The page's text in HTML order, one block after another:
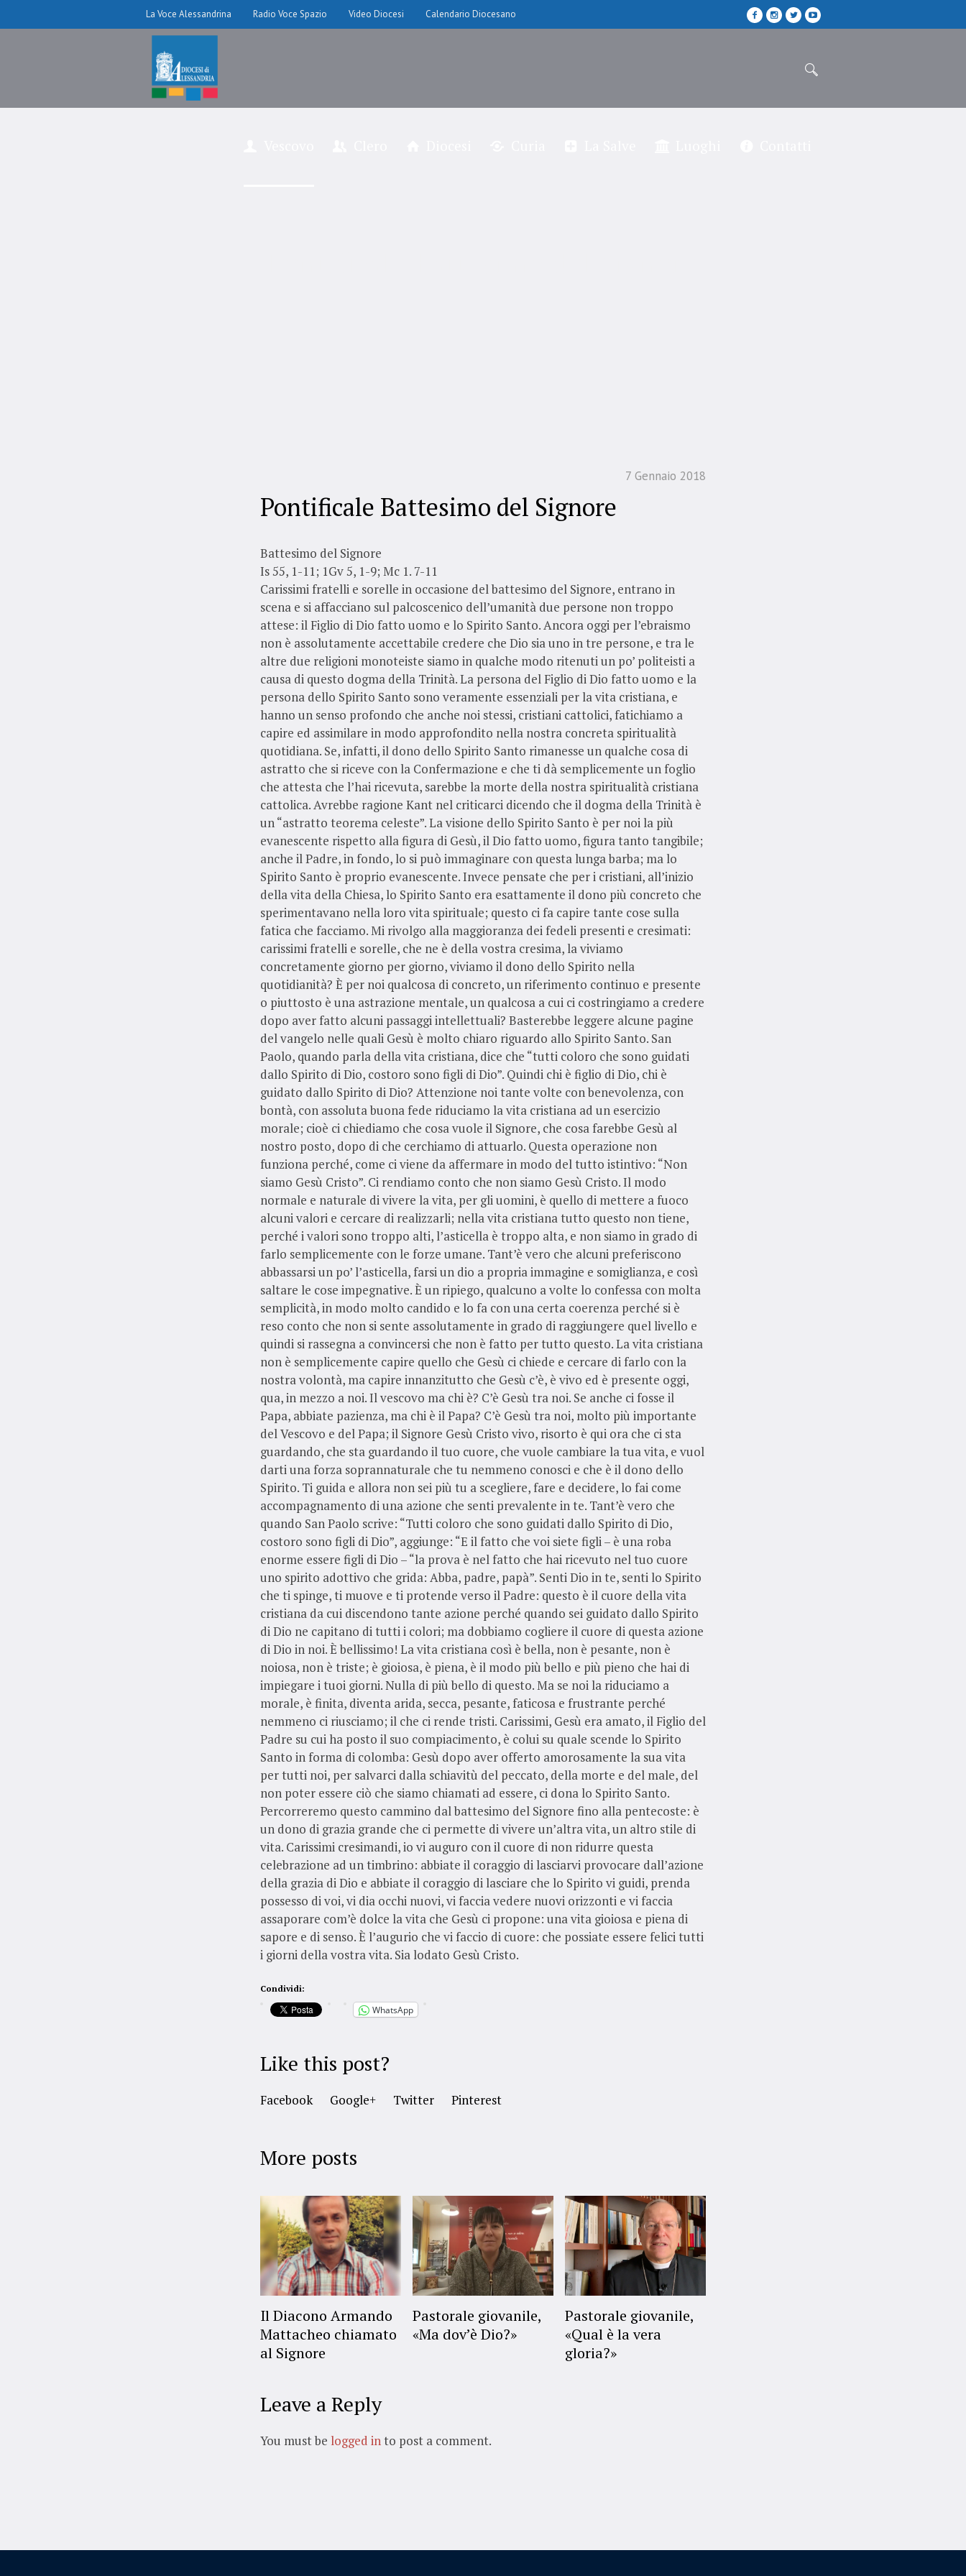
La Voce Alessandrina Radio Voce Spazio Video Diocesi Calendario Diocesano
7 Gennaio 2018
Pontificale Battesimo del Signore
Battesimo del Signore
Is 55, 1-11; 1Gv 5, 1-9; Mc 1. 7-11
Carissimi fratelli e sorelle in occasione del battesimo del Signore, entrano in
scena e si affacciano sul palcoscenico dell’umanità due persone non troppo
attese: il Figlio di Dio fatto uomo e lo Spirito Santo. Ancora oggi per l’ebraismo
non è assolutamente accettabile credere che Dio sia uno in tre persone, e tra le
altre due religioni monoteiste siamo in qualche modo ritenuti un po’ politeisti a
causa di questo dogma della Trinità. La persona del Figlio di Dio fatto uomo e la
persona dello Spirito Santo sono veramente essenziali per la vita cristiana, e
hanno un senso profondo che anche noi stessi, cristiani cattolici, fatichiamo a
capire ed assimilare in modo approfondito nella nostra concreta spiritualità
quotidiana. Se, infatti, il dono dello Spirito Santo rimanesse un qualche cosa di
astratto che si riceve con la Confermazione e che ti dà semplicemente un foglio
che attesta che l’hai ricevuta, sarebbe la morte della nostra spiritualità cristiana
cattolica. Avrebbe ragione Kant nel criticarci dicendo che il dogma della Trinità è
un “astratto teorema celeste”. La visione dello Spirito Santo è per noi la più
evanescente rispetto alla figura di Gesù, il Dio fatto uomo, figura tanto tangibile;
anche il Padre, in fondo, lo si può immaginare con questa lunga barba; ma lo
Spirito Santo è proprio evanescente. Invece pensate che per i cristiani, all’inizio
della vita della Chiesa, lo Spirito Santo era esattamente il dono più concreto che
sperimentavano nella loro vita spirituale; questo ci fa capire tante cose sulla
fatica che facciamo. Mi rivolgo alla maggioranza dei fedeli presenti e cresimati:
carissimi fratelli e sorelle, che ne è della vostra cresima, la viviamo
concretamente giorno per giorno, viviamo il dono dello Spirito nella
quotidianità? È per noi qualcosa di concreto, un riferimento continuo e presente
o piuttosto è una astrazione mentale, un qualcosa a cui ci costringiamo a credere
dopo aver fatto alcuni passaggi intellettuali? Basterebbe leggere alcune pagine
del vangelo nelle quali Gesù è molto chiaro riguardo allo Spirito Santo. San
Paolo, quando parla della vita cristiana, dice che “tutti coloro che sono guidati
dallo Spirito di Dio, costoro sono figli di Dio”. Quindi chi è figlio di Dio, chi è
guidato dallo Spirito di Dio? Attenzione noi tante volte con benevolenza, con
bontà, con assoluta buona fede riduciamo la vita cristiana ad un esercizio
morale; cioè ci chiediamo che cosa vuole il Signore, che cosa farebbe Gesù al
nostro posto, dopo di che cerchiamo di attuarlo. Questa operazione non
funziona perché, come ci viene da affermare in modo del tutto istintivo: “Non
siamo Gesù Cristo”. Ci rendiamo conto che non siamo Gesù Cristo. Il modo
normale e naturale di vivere la vita, per gli uomini, è quello di mettere a fuoco
alcuni valori e cercare di realizzarli; nella vita cristiana tutto questo non tiene,
perché i valori sono troppo alti, l’asticella è troppo alta, e non siamo in grado di
farlo semplicemente con le forze umane. Tant’è vero che alcuni preferiscono
abbassarsi un po’ l’asticella, farsi un dio a propria immagine e somiglianza, e così
saltare le cose impegnative. È un ripiego, qualcuno a volte lo confessa con molta
semplicità, in modo molto candido e lo fa con una certa coerenza perché si è
reso conto che non si sente assolutamente in grado di raggiungere quel livello e
quindi si rassegna a convincersi che non è fatto per tutto questo. La vita cristiana
non è semplicemente capire quello che Gesù ci chiede e cercare di farlo con la
nostra volontà, ma capire innanzitutto che Gesù c’è, è vivo ed è presente oggi,
qua, in mezzo a noi. Il vescovo ma chi è? C’è Gesù tra noi. Se anche ci fosse il
Papa, abbiate pazienza, ma chi è il Papa? C’è Gesù tra noi, molto più importante
del Vescovo e del Papa; il Signore Gesù Cristo vivo, risorto è qui ora che ci sta
guardando, che sta guardando il tuo cuore, che vuole cambiare la tua vita, e vuol
darti una forza soprannaturale che tu nemmeno conosci e che è il dono dello
Spirito. Ti guida e allora non sei più tu a scegliere, fare e decidere, lo fai come
accompagnamento di una azione che senti prevalente in te. Tant’è vero che
quando San Paolo scrive: “Tutti coloro che sono guidati dallo Spirito di Dio,
costoro sono figli di Dio”, aggiunge: “E il fatto che voi siete figli – è una roba
enorme essere figli di Dio – “la prova è nel fatto che hai ricevuto nel tuo cuore
uno spirito adottivo che grida: Abba, padre, papà”. Senti Dio in te, senti lo Spirito
che ti spinge, ti muove e ti protende verso il Padre: questo è il cuore della vita
cristiana da cui discendono tante azione perché quando sei guidato dallo Spirito
di Dio ne capitano di tutti i colori; ma dobbiamo cogliere il cuore di questa azione
di Dio in noi. È bellissimo! La vita cristiana così è bella, non è pesante, non è
noiosa, non è triste; è gioiosa, è piena, è il modo più bello e più pieno che hai di
impiegare i tuoi giorni. Nulla di più bello di questo. Ma se noi la riduciamo a
morale, è finita, diventa arida, secca, pesante, faticosa e frustrante perché
nemmeno ci riusciamo; il che ci rende tristi. Carissimi, Gesù era amato, il Figlio del
Padre su cui ha posto il suo compiacimento, è colui su quale scende lo Spirito
Santo in forma di colomba: Gesù dopo aver offerto amorosamente la sua vita
per tutti noi, per salvarci dalla schiavitù del peccato, della morte e del male, del
non poter essere ciò che siamo chiamati ad essere, ci dona lo Spirito Santo.
Percorreremo questo cammino dal battesimo del Signore fino alla pentecoste: è
un dono di grazia grande che ci permette di vivere un’altra vita, un altro stile di
vita. Carissimi cresimandi, io vi auguro con il cuore di non ridurre questa
celebrazione ad un timbrino: abbiate il coraggio di lasciarvi provocare dall’azione
della grazia di Dio e abbiate il coraggio di lasciare che lo Spirito vi guidi, prenda
possesso di voi, vi dia occhi nuovi, vi faccia vedere nuovi orizzonti e vi faccia
assaporare com’è dolce la vita che Gesù ci propone: una vita gioiosa e piena di
sapore e di senso. È l’augurio che vi faccio di cuore: che possiate essere felici tutti
i giorni della vostra vita. Sia lodato Gesù Cristo.
Condividi:
WhatsApp
Like this post?
Facebook Google+ Twitter Pinterest
More posts
Il Diacono Armando
Mattacheo chiamato
al Signore
Pastorale giovanile,
«Ma dov’è Dio?»
Pastorale giovanile,
«Qual è la vera
gloria?»
Leave a Reply
You must be logged in to post a comment.